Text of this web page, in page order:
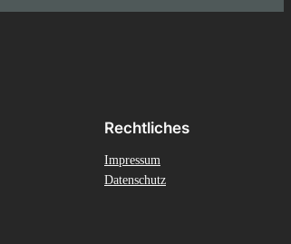
Rechtliches
Impressum
Datenschutz